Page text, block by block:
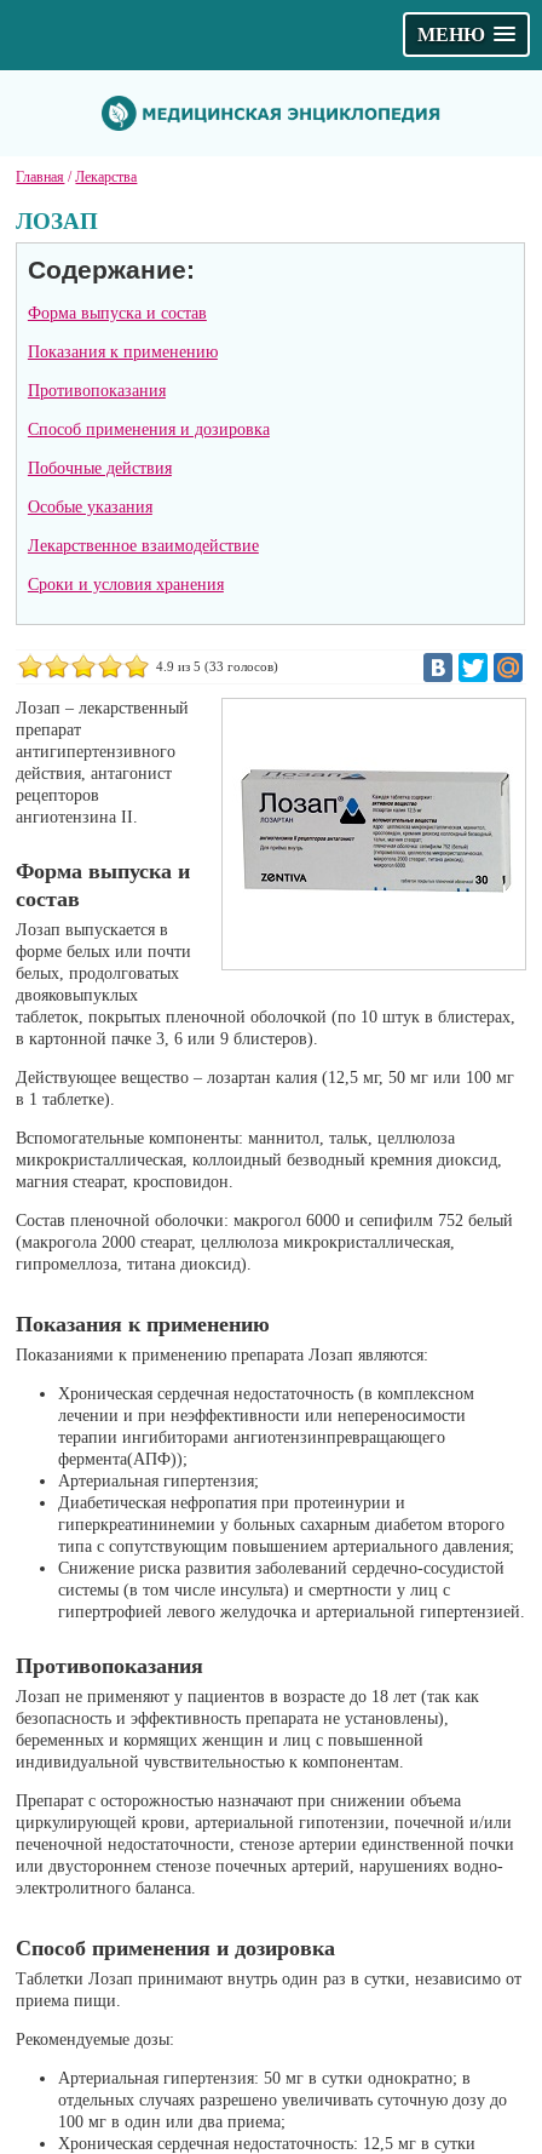
МЕНЮ
Главная /Лекарства
ЛОЗАП
Содержание:
Форма выпуска и состав
Показания к применению
Противопоказания
Способ применения и дозировка
Побочные действия
Особые указания
Лекарственное взаимодействие
Сроки и условия хранения
4.9 из 5 (33 голосов)
Лозап – лекарственный
препарат
антигипертензивного
действия, антагонист
рецепторов
ангиотензина II.
Форма выпуска и
состав
Лозап выпускается в
форме белых или почти
белых, продолговатых
двояковыпуклых
таблеток, покрытых пленочной оболочкой (по 10 штук в блистерах,
в картонной пачке 3, 6 или 9 блистеров).
Действующее вещество – лозартан калия (12,5 мг, 50 мг или 100 мг
в 1 таблетке).
Вспомогательные компоненты: маннитол, тальк, целлюлоза
микрокристаллическая, коллоидный безводный кремния диоксид,
магния стеарат, кросповидон.
Состав пленочной оболочки: макрогол 6000 и сепифилм 752 белый
(макрогола 2000 стеарат, целлюлоза микрокристаллическая,
гипромеллоза, титана диоксид).
Показания к применению
Показаниями к применению препарата Лозап являются:
Хроническая сердечная недостаточность (в комплексном
лечении и при неэффективности или непереносимости
терапии ингибиторами ангиотензинпревращающего
фермента(АПФ));
Артериальная гипертензия;
Диабетическая нефропатия при протеинурии и
гиперкреатининемии у больных сахарным диабетом второго
типа с сопутствующим повышением артериального давления;
Снижение риска развития заболеваний сердечно-сосудистой
системы (в том числе инсульта) и смертности у лиц с
гипертрофией левого желудочка и артериальной гипертензией.
Противопоказания
Лозап не применяют у пациентов в возрасте до 18 лет (так как
безопасность и эффективность препарата не установлены),
беременных и кормящих женщин и лиц с повышенной
индивидуальной чувствительностью к компонентам.
Препарат с осторожностью назначают при снижении объема
циркулирующей крови, артериальной гипотензии, почечной и/или
печеночной недостаточности, стенозе артерии единственной почки
или двустороннем стенозе почечных артерий, нарушениях водно-
электролитного баланса.
Способ применения и дозировка
Таблетки Лозап принимают внутрь один раз в сутки, независимо от
приема пищи.
Рекомендуемые дозы:
Артериальная гипертензия: 50 мг в сутки однократно; в
отдельных случаях разрешено увеличивать суточную дозу до
100 мг в один или два приема;
Хроническая сердечная недостаточность: 12,5 мг в сутки